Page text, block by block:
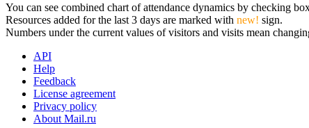
You can see combined chart of attendance dynamics by checking
Resources added for the last 3 days are marked with new! sign.
Numbers under the current values of visitors and visits mean
API
Help
Feedback
License agreement
Privacy policy
About Mail.ru